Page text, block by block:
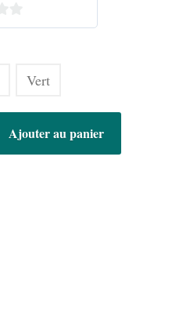
9,90€
14,90€
Vert
Ajouter au panier